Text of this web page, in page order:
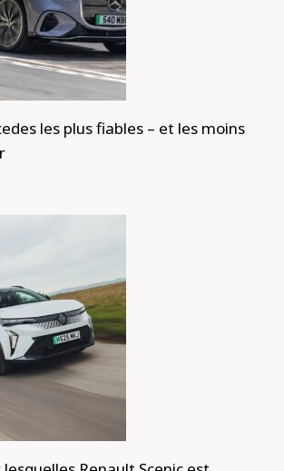
les plus fiables – et les moins